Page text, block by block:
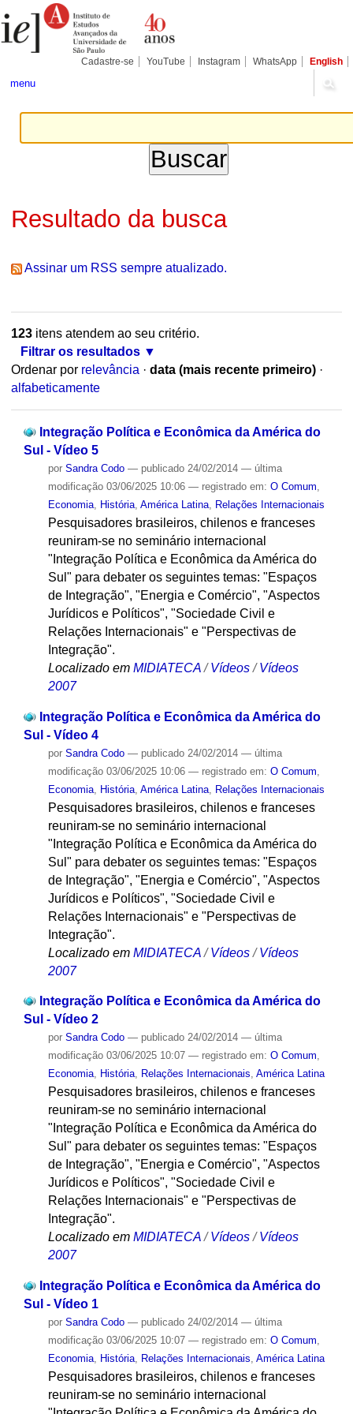
para
conteúdo.
Pessoais
Cadastre-se YouTube Instagram WhatsApp English
menu
Resultado da busca
Assinar um RSS sempre atualizado.
123itens atendem ao seu critério.
Filtrar os resultados
Ordenar por relevância · data (mais recente primeiro) ·
alfabeticamente
Integração Política e Econômica da América do
Sul - Vídeo 5
por Sandra Codo — publicado24/02/2014 — última
modificação03/06/2025 10:06 — registrado em: O Comum
Economia, História, América Latina, Relações Internacionais
Pesquisadores brasileiros, chilenos e franceses
reuniram-se no seminário internacional
"Integração Política e Econômica da América do
Sul" para debater os seguintes temas: "Espaços
de Integração", "Energia e Comércio", "Aspectos
Jurídicos e Políticos", "Sociedade Civil e
Relações Internacionais" e "Perspectivas de
Integração".
Localizado em MIDIATECA /Vídeos /Vídeos
2007
Integração Política e Econômica da América do
Sul - Vídeo 4
por Sandra Codo — publicado24/02/2014 — última
modificação03/06/2025 10:06 — registrado em: O Comum
Economia, História, América Latina, Relações Internacionais
Pesquisadores brasileiros, chilenos e franceses
reuniram-se no seminário internacional
"Integração Política e Econômica da América do
Sul" para debater os seguintes temas: "Espaços
de Integração", "Energia e Comércio", "Aspectos
Jurídicos e Políticos", "Sociedade Civil e
Relações Internacionais" e "Perspectivas de
Integração".
Localizado em MIDIATECA /Vídeos /Vídeos
2007
Integração Política e Econômica da América do
Sul - Vídeo 2
por Sandra Codo — publicado24/02/2014 — última
modificação03/06/2025 10:07 — registrado em: O Comum,
Economia, História, Relações Internacionais, América Latina
Pesquisadores brasileiros, chilenos e franceses
reuniram-se no seminário internacional
"Integração Política e Econômica da América do
Sul" para debater os seguintes temas: "Espaços
de Integração", "Energia e Comércio", "Aspectos
Jurídicos e Políticos", "Sociedade Civil e
Relações Internacionais" e "Perspectivas de
Integração".
Localizado em MIDIATECA /Vídeos /Vídeos
2007
Integração Política e Econômica da América do
Sul - Vídeo 1
por Sandra Codo — publicado24/02/2014 — última
modificação03/06/2025 10:07 — registrado em: O Comum,
Economia, História, Relações Internacionais, América Latina
Pesquisadores brasileiros, chilenos e franceses
reuniram-se no seminário internacional